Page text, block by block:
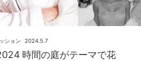
時間の庭がテーマで花
2024.5.7
ション